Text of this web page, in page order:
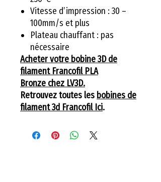
Vitesse d’impression : 30 –
100mm/s et plus
Plateau chauffant : pas
nécessaire
Acheter votre bobine 3D de
filament Francofil PLA
Bronze chez LV3D.
Retrouvez toutes les bobines de
filament 3d Francofil Ici.